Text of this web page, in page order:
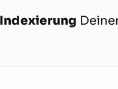
Indexierung